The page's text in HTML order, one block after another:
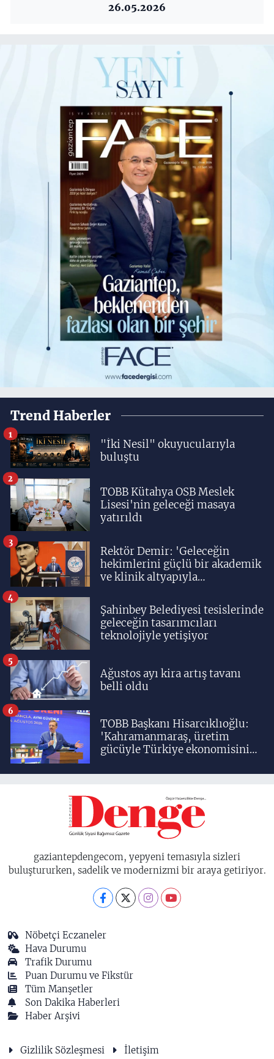
26.05.2026
Trend Haberler
"İki Nesil" okuyucularıyla
buluştu
1
TOBB Kütahya OSB Meslek
Lisesi'nin geleceği masaya
yatırıldı
2
Rektör Demir: 'Geleceğin
hekimlerini güçlü bir akademik
ve klinik altyapıyla
3
Şahinbey Belediyesi tesislerinde
geleceğin tasarımcıları
teknolojiyle yetişiyor
4
Ağustos ayı kira artış tavanı
belli oldu
5
TOBB Başkanı Hisarcıklıoğlu:
'Kahramanmaraş, üretim
gücüyle Türkiye ekonomisinin
birisidir'
6
gaziantepdengecom, yepyeni temasıyla sizleri
buluştururken, sadelik ve modernizmi bir araya getiriyor.
Nöbetçi Eczaneler
Hava Durumu
Trafik Durumu
Puan Durumu ve Fikstür
Tüm Manşetler
Son Dakika Haberleri
Haber Arşivi
Gizlilik Sözleşmesi İletişim